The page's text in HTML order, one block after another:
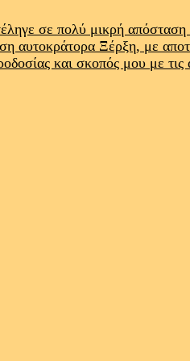
σε πολύ μικρή
αυτοκράτορα Ξέρξη, με
και σκοπός μου με